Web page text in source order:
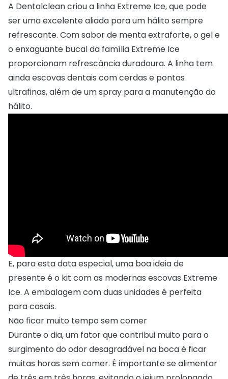
A Dentalclean criou a linha Extreme Ice, que pode
ser uma excelente aliada para um hálito sempre
refrescante. Com sabor de menta extraforte, o gel e
o enxaguante bucal da família Extreme Ice
proporcionam refrescância duradoura. A linha tem
ainda escovas dentais com cerdas e pontas
ultrafinas, além de um spray para a manutenção do
hálito.
E, para esta data especial, uma boa ideia de
presente é o kit com as modernas escovas Extreme
Ice. A embalagem com duas unidades é perfeita
para casais.
Não ficar muito tempo sem comer
Durante o dia, um fator que contribui muito para o
surgimento do odor desagradável na boca é ficar
muitas horas sem comer. É importante se alimentar